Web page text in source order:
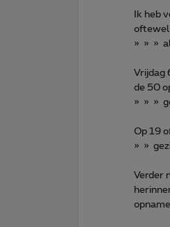
Ik heb
oftewel
» » »
Vrijdag
de 50
» » »
Op 19
» »
Verder